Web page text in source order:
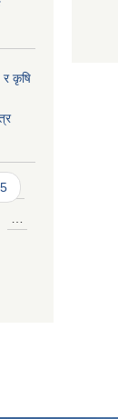
र कृषि
5
…